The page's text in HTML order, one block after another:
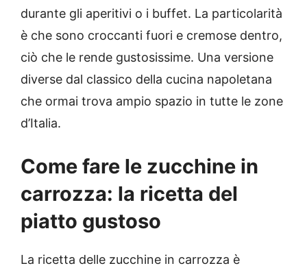
durante gli aperitivi o i buffet. La particolarità
è che sono croccanti fuori e cremose dentro,
ciò che le rende gustosissime. Una versione
diverse dal classico della cucina napoletana
che ormai trova ampio spazio in tutte le zone
d’Italia.
Come fare le zucchine in
carrozza: la ricetta del
piatto gustoso
La ricetta delle zucchine in carrozza è